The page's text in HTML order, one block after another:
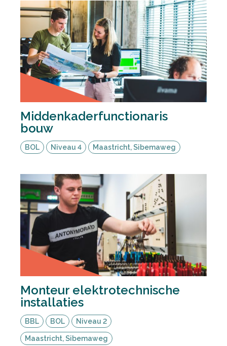
Middenkaderfunctionaris
bouw
BOL Niveau 4 Maastricht, Sibemaweg
Monteur elektrotechnische
installaties
BBL BOL Niveau 2
Maastricht, Sibemaweg
Deel via Facebook
Deel via Twitter